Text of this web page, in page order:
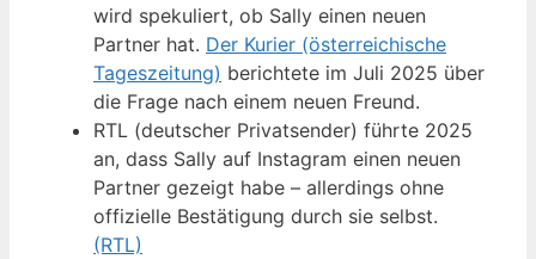
wird spekuliert, ob Sally einen neuen
Partner hat. Der Kurier (österreichische
Tageszeitung) berichtete im Juli 2025 über
die Frage nach einem neuen Freund.
RTL (deutscher Privatsender) führte 2025
an, dass Sally auf Instagram einen neuen
Partner gezeigt habe – allerdings ohne
offizielle Bestätigung durch sie selbst.
(RTL)